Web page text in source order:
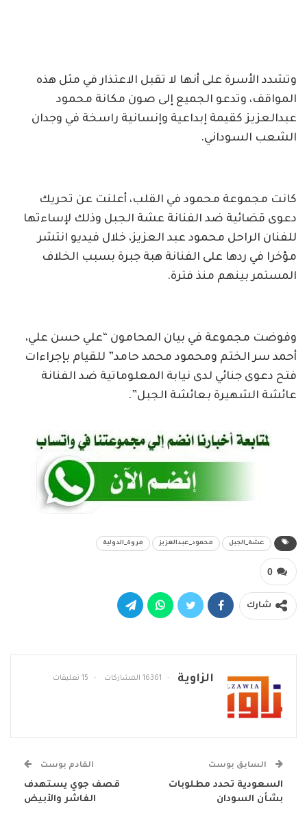
وتشدد الأسرة على أنها لا تقبل الاعتذار في مثل هذه
المواقف، وتدعو الجميع إلى صون مكانة محمود
عبدالعزيز كقيمة إبداعية وإنسانية راسخة في وجدان
الشعب السوداني.
كانت مجموعة محمود في القلب، أعلنت عن تحريك
دعوى قضائية ضد الفنانة عشة الجبل وذلك لإساءتها
للفنان الراحل محمود عبد العزيز، خلال فيديو انتشر
مؤخرا في ردها على الفنانة هبة جبرة بسبب الخلاف
المستمر بينهم منذ فترة.
وفوضت مجموعة في بيان المحامون “علي حسن علي،
أحمد سر الختم ومحمود محمد حامد” للقيام بإجراءات
فتح دعوى جنائي لدى نيابة المعلوماتية ضد الفنانة
عائشة الشهيرة بعائشة الجبل”.
عشة_الجبل محمود_عبدالعزيز مروة_الدولية
0
شارك
الزاوية 16361 المشاركات 15 تعليقات
السابق بوست
السعودية تحدد مطلوبات
بشأن السودان
القادم بوست
قصف جوي يستهدف
الفاشر والأبيض